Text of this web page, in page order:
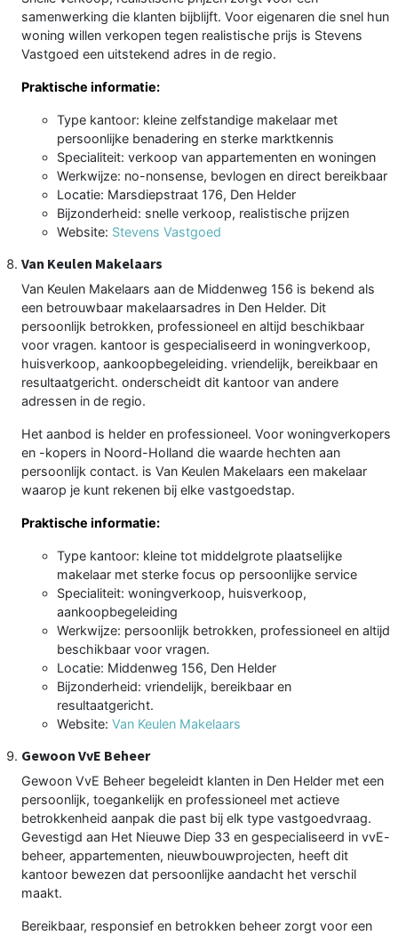
samenwerking die klanten bijblijft. Voor eigenaren die snel hun
woning willen verkopen tegen realistische prijs is Stevens
Vastgoed een uitstekend adres in de regio.
Praktische informatie:
Type kantoor: kleine zelfstandige makelaar met
persoonlijke benadering en sterke marktkennis
Specialiteit: verkoop van appartementen en woningen
Werkwijze: no-nonsense, bevlogen en direct bereikbaar
Locatie: Marsdiepstraat 176, Den Helder
Bijzonderheid: snelle verkoop, realistische prijzen
Website: Stevens Vastgoed
Van Keulen Makelaars
Van Keulen Makelaars aan de Middenweg 156 is bekend als
een betrouwbaar makelaarsadres in Den Helder. Dit
persoonlijk betrokken, professioneel en altijd beschikbaar
voor vragen. kantoor is gespecialiseerd in woningverkoop,
huisverkoop, aankoopbegeleiding. vriendelijk, bereikbaar en
resultaatgericht. onderscheidt dit kantoor van andere
adressen in de regio.
Het aanbod is helder en professioneel. Voor woningverkopers
en -kopers in Noord-Holland die waarde hechten aan
persoonlijk contact. is Van Keulen Makelaars een makelaar
waarop je kunt rekenen bij elke vastgoedstap.
Praktische informatie:
Type kantoor: kleine tot middelgrote plaatselijke
makelaar met sterke focus op persoonlijke service
Specialiteit: woningverkoop, huisverkoop,
aankoopbegeleiding
Werkwijze: persoonlijk betrokken, professioneel en altijd
beschikbaar voor vragen.
Locatie: Middenweg 156, Den Helder
Bijzonderheid: vriendelijk, bereikbaar en
resultaatgericht.
Website: Van Keulen Makelaars
Gewoon VvE Beheer
Gewoon VvE Beheer begeleidt klanten in Den Helder met een
persoonlijk, toegankelijk en professioneel met actieve
betrokkenheid aanpak die past bij elk type vastgoedvraag.
Gevestigd aan Het Nieuwe Diep 33 en gespecialiseerd in vvE-
beheer, appartementen, nieuwbouwprojecten, heeft dit
kantoor bewezen dat persoonlijke aandacht het verschil
maakt.
Bereikbaar, responsief en betrokken beheer zorgt voor een